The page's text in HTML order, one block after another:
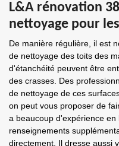
L&A rénovation
nettoyage pour
De manière régulière, il est
de nettoyage des toits des
d'étanchéité peuvent être
des crasses. Des
de nettoyage de ces
on peut vous proposer de
a beaucoup d'expérience
renseignements
directement. Il dresse aussi